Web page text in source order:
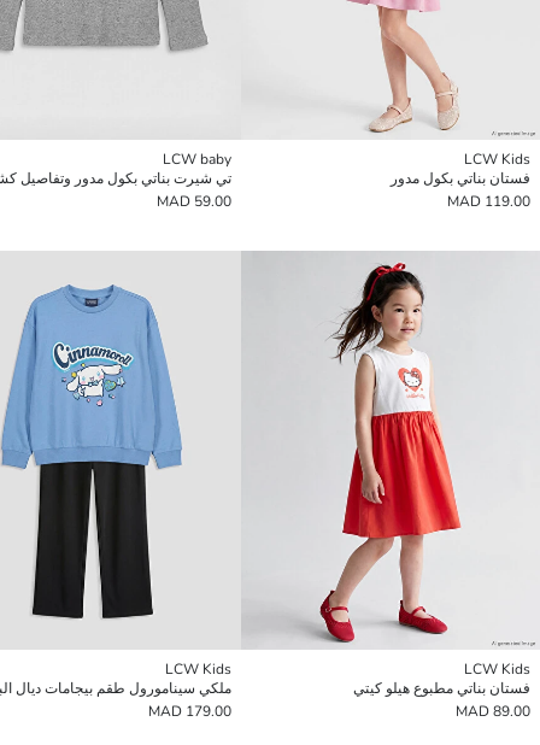
LCW Kids
فستان بناتي بكول مدور
119.00 MAD
LCW baby
تي شيرت بناتي بكول مدور وتفاصيل
59.00 MAD
LCW Kids
فستان بناتي مطبوع هيلو كيتي
89.00 MAD
LCW Kids
ملكي سينامورول طقم بيجامات ديال
179.00 MAD